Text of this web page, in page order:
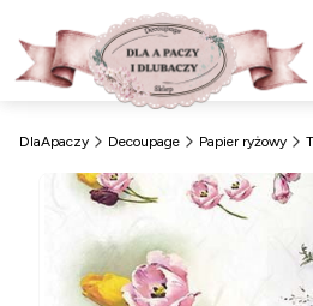
DlaApaczy Decoupage Papier ryżowy